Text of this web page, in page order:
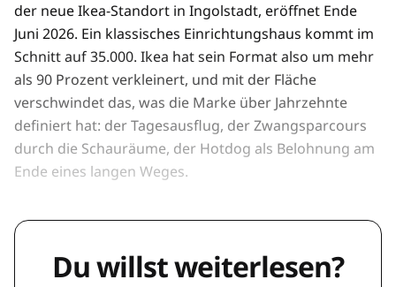
der neue Ikea-Standort in Ingolstadt, eröffnet Ende
Juni 2026. Ein klassisches Einrichtungshaus kommt im
Schnitt auf 35.000. Ikea hat sein Format also um mehr
als 90 Prozent verkleinert, und mit der Fläche
verschwindet das, was die Marke über Jahrzehnte
definiert hat: der Tagesausflug, der Zwangsparcours
durch die Schauräume, der Hotdog als Belohnung am
Ende eines langen Weges.
Du willst weiterlesen?